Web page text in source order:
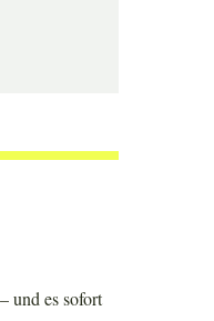
und es sofort